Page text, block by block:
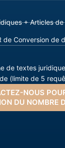
+ Articles
de Conversion de
de textes
(limite de 5
NOUS
DU NOMBRE